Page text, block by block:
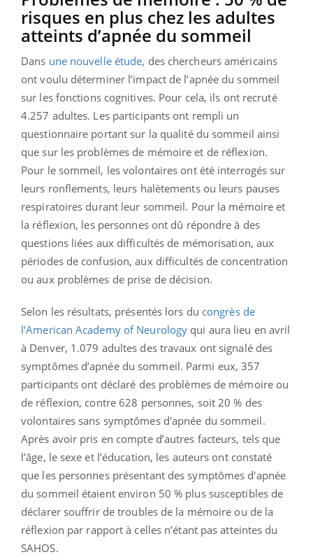
risques en plus chez les adultes
atteints d’apnée du sommeil
Dans une nouvelle étude, des chercheurs américains
ont voulu déterminer l’impact de l’apnée du sommeil
sur les fonctions cognitives. Pour cela, ils ont recruté
4.257 adultes. Les participants ont rempli un
questionnaire portant sur la qualité du sommeil ainsi
que sur les problèmes de mémoire et de réflexion.
Pour le sommeil, les volontaires ont été interrogés sur
leurs ronflements, leurs halètements ou leurs pauses
respiratoires durant leur sommeil. Pour la mémoire et
la réflexion, les personnes ont dû répondre à des
questions liées aux difficultés de mémorisation, aux
périodes de confusion, aux difficultés de concentration
ou aux problèmes de prise de décision.
Selon les résultats, présentés lors du congrès de
l'American Academy of Neurology qui aura lieu en avril
à Denver, 1.079 adultes des travaux ont signalé des
symptômes d’apnée du sommeil. Parmi eux, 357
participants ont déclaré des problèmes de mémoire ou
de réflexion, contre 628 personnes, soit 20 % des
volontaires sans symptômes d'apnée du sommeil.
Après avoir pris en compte d’autres facteurs, tels que
l’âge, le sexe et l’éducation, les auteurs ont constaté
que les personnes présentant des symptômes d'apnée
du sommeil étaient environ 50 % plus susceptibles de
déclarer souffrir de troubles de la mémoire ou de la
réflexion par rapport à celles n’étant pas atteintes du
SAHOS.